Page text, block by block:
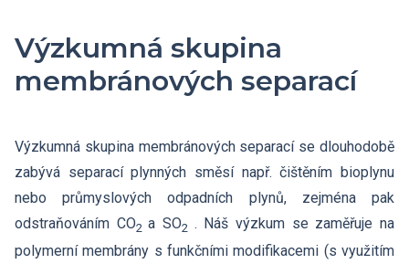
Výzkumné skupiny a oddělení
Dokumenty ke stažení
HR Award
Vědecké úspěchy
Covid-19
Projekty
Přehled projektů
Operační programy
Strategie AV21
Přednášky
Bažantova konference
Hálovy přednášky
PhD Studium
Knihovna
Popularizace
Kontakty
Výzkumná skupina
membránových separací
Výzkumná skupina membránových separací se dlouhodobě
zabývá separací plynných směsí např. čištěním bioplynu
nebo průmyslových odpadních plynů, zejména pak
odstraňováním CO2a SO2 . Náš výzkum se zaměřuje na
polymerní membrány s funkčními modifikacemi (s využitím